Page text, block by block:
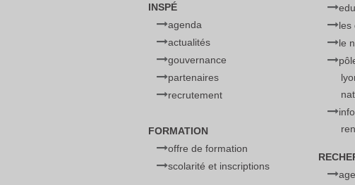
INSPÉ
agenda
actualités
gouvernance
partenaires
recrutement
FORMATION
offre de formation
scolarité et inscriptions
les
le